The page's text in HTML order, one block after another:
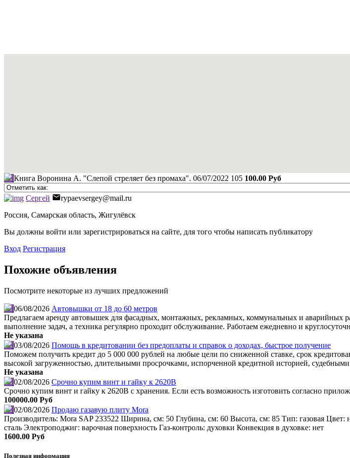
Книга Воронина А. "Слепой стреляет без промаха". 06/07/2022 105 100.00 Руб
Сергей
rypaevsergey@mail.ru
Россия, Самарская область, Жигулёвск
Вы должны войти или зарегистрироваться на сайте, для того чтобы написать публикатору
Вход Регистрация
Похожие объявления
Посмотрите некоторые из лучших предложений
06/08/2026 Автовышки от 18 до 60 метров
Предлагаем аренду автовышек для фасадных, монтажных, рекламных, коммунальных и аварийных
выполнение задач, а техника регулярно проходит обслуживание. Работаем ежедневно и
Не указана
03/08/2026 Помощь в кредитовании без предоплаты и справок о доходах, быстрое получение
Поможем получить кредит до 5 000 000 рублей на любые цели по сниженной ставке, срок
высокой загруженностью, длительными просрочками, испорченной кредитной историей,
Не указана
02/08/2026 Срочно купим винт и гайку к 2620В
Срочно купим винт и гайку к 2620В с хранения. Если есть возможность изготовить согласно
100000.00 Руб
02/08/2026 Продаю газавую плиту Mora
Производитель: Mora SAP 233522 Ширина, см: 50 Глубина, см: 60 Высота, см: 85 Тип: газовая
сталь Электроподжиг: варочная поверхность Газ-контроль: духовки Конвекция в духовке: нет
1600.00 Руб
Полезная информация